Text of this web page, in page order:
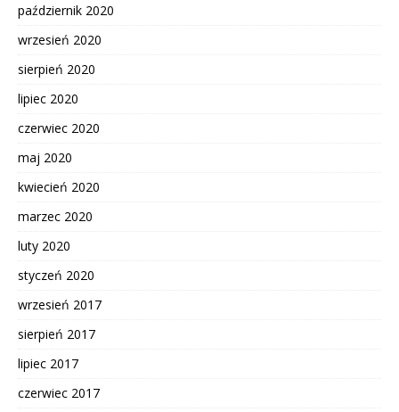
październik 2020
wrzesień 2020
sierpień 2020
lipiec 2020
czerwiec 2020
maj 2020
kwiecień 2020
marzec 2020
luty 2020
styczeń 2020
wrzesień 2017
sierpień 2017
lipiec 2017
czerwiec 2017